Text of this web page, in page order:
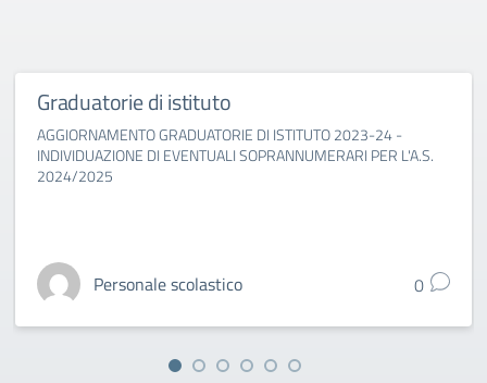
Graduatorie di istituto
AGGIORNAMENTO GRADUATORIE DI ISTITUTO 2023-24 -
INDIVIDUAZIONE DI EVENTUALI SOPRANNUMERARI PER L'A.S.
2024/2025
Personale scolastico 0